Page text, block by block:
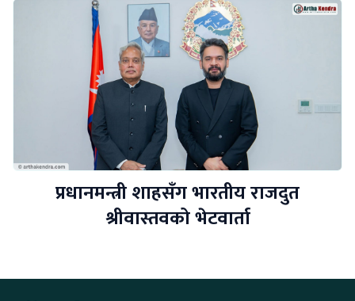
प्रधानमन्त्री शाहसँग भारतीय राजदुत
श्रीवास्तवको भेटवार्ता